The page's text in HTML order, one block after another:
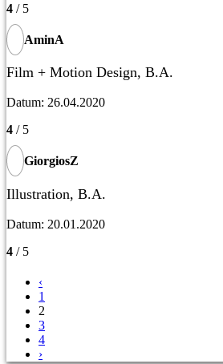
4 / 5
AminA
Film + Motion Design, B.A.
Datum: 26.04.2020
4 / 5
GiorgiosZ
Illustration, B.A.
Datum: 20.01.2020
4 / 5
‹
1
2
3
4
›